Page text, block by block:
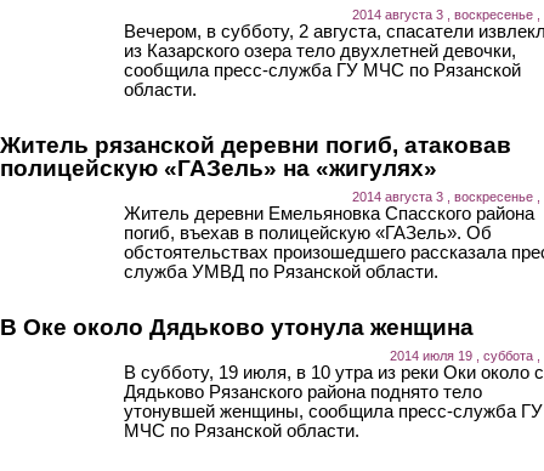
2014 августа 3 , воскресенье ,
Вечером, в субботу, 2 августа, спасатели
из Казарского озера тело двухлетней девочки,
сообщила пресс-служба ГУ МЧС по Рязанской
области.
Житель рязанской деревни погиб, атаковав
полицейскую «ГАЗель» на «жигулях»
2014 августа 3 , воскресенье ,
Житель деревни Емельяновка Спасского района
погиб, въехав в полицейскую «ГАЗель». Об
обстоятельствах произошедшего рассказала
служба УМВД по Рязанской области.
В Оке около Дядьково утонула женщина
2014 июля 19 , суббота ,
В субботу, 19 июля, в 10 утра из реки Оки около
Дядьково Рязанского района поднято тело
утонувшей женщины, сообщила пресс-служба ГУ
МЧС по Рязанской области.